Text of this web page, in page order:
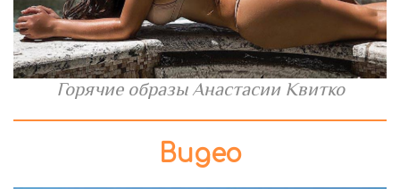
Горячие образы Анастасии Квитко
Видео